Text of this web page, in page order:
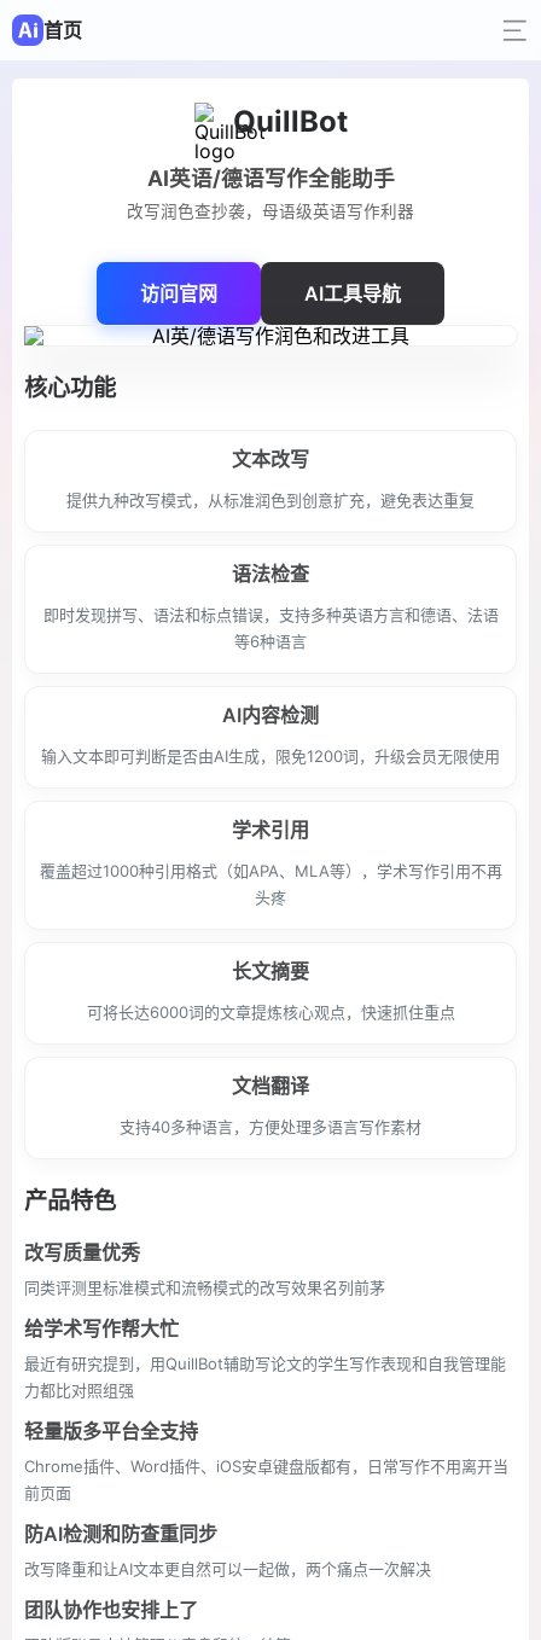
首页
QuillBot
AI英语/德语写作全能助手
改写润色查抄袭，母语级英语写作利器
访问官网 AI工具导航
核心功能
文本改写
提供九种改写模式，从标准润色到创意扩充，避免表达重复
语法检查
即时发现拼写、语法和标点错误，支持多种英语方言和德语、法语
等6种语言
AI内容检测
输入文本即可判断是否由AI生成，限免1200词，升级会员无限使用
学术引用
覆盖超过1000种引用格式（如APA、MLA等），学术写作引用不再
头疼
长文摘要
可将长达6000词的文章提炼核心观点，快速抓住重点
文档翻译
支持40多种语言，方便处理多语言写作素材
产品特色
改写质量优秀
同类评测里标准模式和流畅模式的改写效果名列前茅
给学术写作帮大忙
最近有研究提到，用QuillBot辅助写论文的学生写作表现和自我管理能
力都比对照组强
轻量版多平台全支持
Chrome插件、Word插件、iOS安卓键盘版都有，日常写作不用离开当
前页面
防AI检测和防查重同步
改写降重和让AI文本更自然可以一起做，两个痛点一次解决
团队协作也安排上了